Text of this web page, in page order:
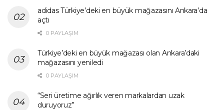
adidas Türkiye’deki en büyük mağazasını Ankara’da
açtı
0 PAYLAŞIM
Türkiye’deki en büyük mağazası olan Ankara’daki
mağazasını yeniledi
0 PAYLAŞIM
“Seri üretime ağırlık veren markalardan uzak
duruyoruz”